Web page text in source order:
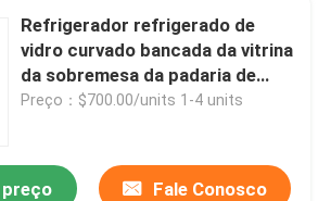
da padaria
Refrigerador refrigerado de
vidro curvado bancada da vitrina
da sobremesa da padaria de
3.3CU.FT
Preço：$700.00/units 1-4 units
preço Fale Conosco